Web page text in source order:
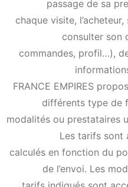
passage de sa
chaque visite,
consulter son
commandes, profil…),
FRANCE EMPIRES
différents type de
modalités ou prestataires
Les tarifs sont
calculés en fonction du
de l’envoi. Les